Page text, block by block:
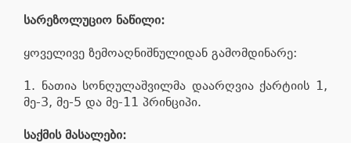
სარეზოლუციო ნაწილი:
ყოველივე ზემოაღნიშნულიდან გამომდინარე:
1. ნათია სონღულაშვილმა დაარღვია ქარტიის 1,
მე-3, მე-5 და მე-11 პრინციპი.
საქმის მასალები: